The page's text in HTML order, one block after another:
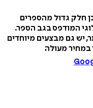
חלק גדול מהספרים
המודפס בגב הספר.
יש גם מבצעים מיוחדים
במחיר מעולה